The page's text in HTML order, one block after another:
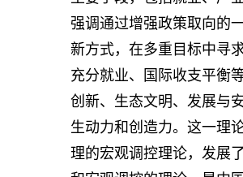
强调通过增强政策取向的
新方式，在多重目标中寻
充分就业、国际收支平衡
创新、生态文明、发展与
生动力和创造力。这一理
理的宏观调控理论，发展